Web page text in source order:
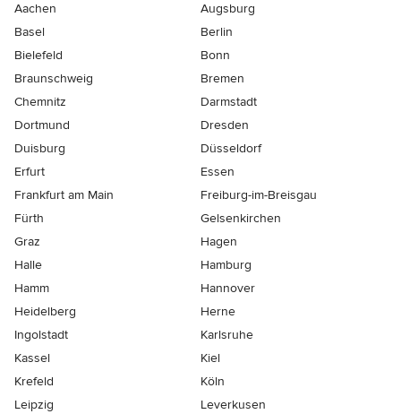
Aachen
Augsburg
Basel
Berlin
Bielefeld
Bonn
Braunschweig
Bremen
Chemnitz
Darmstadt
Dortmund
Dresden
Duisburg
Düsseldorf
Erfurt
Essen
Frankfurt am Main
Freiburg-im-Breisgau
Fürth
Gelsenkirchen
Graz
Hagen
Halle
Hamburg
Hamm
Hannover
Heidelberg
Herne
Ingolstadt
Karlsruhe
Kassel
Kiel
Krefeld
Köln
Leipzig
Leverkusen